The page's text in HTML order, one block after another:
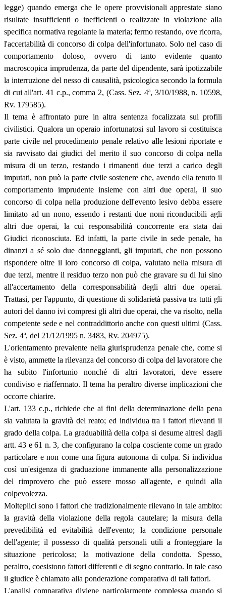
legge) quando emerga che le opere provvisionali apprestate siano
risultate insufficienti o inefficienti o realizzate in violazione alla
specifica normativa regolante la materia; fermo restando, ove ricorra,
l'accertabilità di concorso di colpa dell'infortunato. Solo nel caso di
comportamento doloso, ovvero di tanto evidente quanto
macroscopica imprudenza, da parte del dipendente, sarà ipotizzabile
la interruzione del nesso di causalità, psicologica secondo la formula
di cui all'art. 41 c.p., comma 2, (Cass. Sez. 4ª, 3/10/1988, n. 10598,
Rv. 179585).
Il tema è affrontato pure in altra sentenza focalizzata sui profili
civilistici. Qualora un operaio infortunatosi sul lavoro si costituisca
parte civile nel procedimento penale relativo alle lesioni riportate e
sia ravvisato dai giudici del merito il suo concorso di colpa nella
misura di un terzo, restando i rimanenti due terzi a carico degli
imputati, non può la parte civile sostenere che, avendo ella tenuto il
comportamento imprudente insieme con altri due operai, il suo
concorso di colpa nella produzione dell'evento lesivo debba essere
limitato ad un nono, essendo i restanti due noni riconducibili agli
altri due operai, la cui responsabilità concorrente era stata dai
Giudici riconosciuta. Ed infatti, la parte civile in sede penale, ha
dinanzi a sé solo due danneggianti, gli imputati, che non possono
rispondere oltre il loro concorso di colpa, valutato nella misura di
due terzi, mentre il residuo terzo non può che gravare su di lui sino
all'accertamento della corresponsabilità degli altri due operai.
Trattasi, per l'appunto, di questione di solidarietà passiva tra tutti gli
autori del danno ivi compresi gli altri due operai, che va risolto, nella
competente sede e nel contraddittorio anche con questi ultimi (Cass.
Sez. 4ª, del 21/12/1995 n. 3483, Rv. 204975).
L'orientamento prevalente nella giurisprudenza penale che, come si
è visto, ammette la rilevanza del concorso di colpa del lavoratore che
ha subito l'infortunio nonché di altri lavoratori, deve essere
condiviso e riaffermato. Il tema ha peraltro diverse implicazioni che
occorre chiarire.
L'art. 133 c.p., richiede che ai fini della determinazione della pena
sia valutata la gravità del reato; ed individua tra i fattori rilevanti il
grado della colpa. La graduabilità della colpa si desume altresì dagli
artt. 43 e 61 n. 3, che configurano la colpa cosciente come un grado
particolare e non come una figura autonoma di colpa. Si individua
così un'esigenza di graduazione immanente alla personalizzazione
del rimprovero che può essere mosso all'agente, e quindi alla
colpevolezza.
Molteplici sono i fattori che tradizionalmente rilevano in tale ambito:
la gravità della violazione della regola cautelare; la misura della
prevedibilità ed evitabilità dell'evento; la condizione personale
dell'agente; il possesso di qualità personali utili a fronteggiare la
situazione pericolosa; la motivazione della condotta. Spesso,
peraltro, coesistono fattori differenti e di segno contrario. In tale caso
il giudice è chiamato alla ponderazione comparativa di tali fattori.
L'analisi comparativa diviene particolarmente complessa quando si